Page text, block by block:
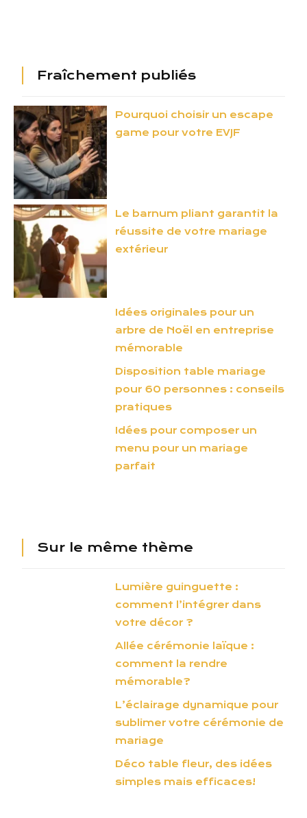
Fraîchement publiés
Pourquoi choisir un escape
game pour votre EVJF
Le barnum pliant garantit la
réussite de votre mariage
extérieur
Idées originales pour un
arbre de Noël en entreprise
mémorable
Disposition table mariage
pour 60 personnes : conseils
pratiques
Idées pour composer un
menu pour un mariage
parfait
Sur le même thème
Lumière guinguette :
comment l’intégrer dans
votre décor ?
Allée cérémonie laïque :
comment la rendre
mémorable?
L’éclairage dynamique pour
sublimer votre cérémonie de
mariage
Déco table fleur, des idées
simples mais efficaces!